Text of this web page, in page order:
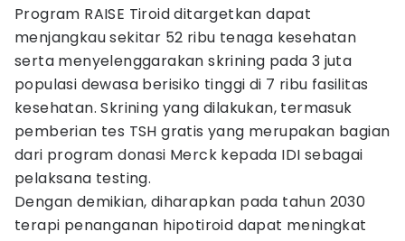
Program RAISE Tiroid ditargetkan dapat
menjangkau sekitar 52 ribu tenaga kesehatan
serta menyelenggarakan skrining pada 3 juta
populasi dewasa berisiko tinggi di 7 ribu fasilitas
kesehatan. Skrining yang dilakukan, termasuk
pemberian tes TSH gratis yang merupakan bagian
dari program donasi Merck kepada IDI sebagai
pelaksana testing.
Dengan demikian, diharapkan pada tahun 2030
terapi penanganan hipotiroid dapat meningkat